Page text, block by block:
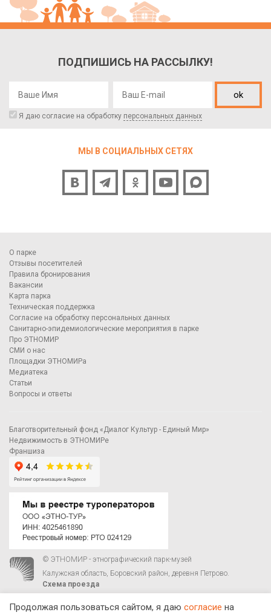
ПОДПИШИСЬ НА РАССЫЛКУ!
ok
Я даю согласие на обработку персональных данных
МЫ В СОЦИАЛЬНЫХ СЕТЯХ
О парке
Отзывы посетителей
Правила бронирования
Вакансии
Карта парка
Техническая поддержка
Согласие на обработку персональных данных
Санитарно-эпидемиологические мероприятия в парке
Про ЭТНОМИР
СМИ о нас
Площадки ЭТНОМИРа
Медиатека
Статьи
Вопросы и ответы
Благотворительный фонд «Диалог Культур - Единый Мир»
Недвижимость в ЭТНОМИРе
Франшиза
© ЭТНОМИР - этнографический парк-музей
Калужская область, Боровский район, деревня Петрово.
Схема проезда
Продолжая пользоваться сайтом, я даю согласие на